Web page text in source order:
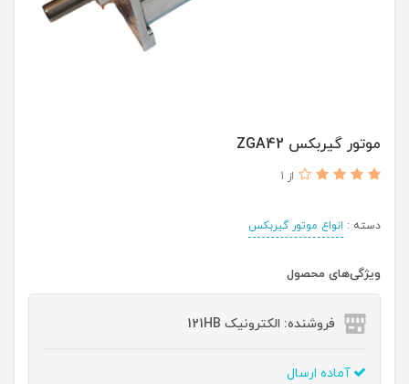
موتور گیربکس ZGA42
از 1
دسته : انواع موتور گیربکس
ویژگی‌های محصول
فروشنده: الکترونیک 121HB
آماده ارسال